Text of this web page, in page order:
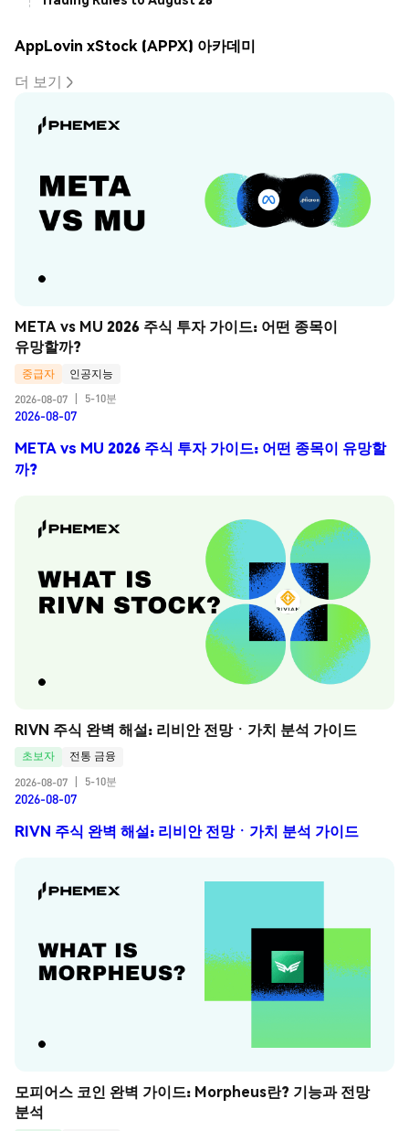
AppLovin xStock (APPX) 아카데미
더 보기
META vs MU 2026 주식 투자 가이드: 어떤 종목이
유망할까?
중급자
인공지능
2026-08-07
5-10분
2026-08-07
META vs MU 2026 주식 투자 가이드: 어떤 종목이 유망할
까?
RIVN 주식 완벽 해설: 리비안 전망ㆍ가치 분석 가이드
초보자
전통 금융
2026-08-07
5-10분
2026-08-07
RIVN 주식 완벽 해설: 리비안 전망ㆍ가치 분석 가이드
모피어스 코인 완벽 가이드: Morpheus란? 기능과 전망
분석